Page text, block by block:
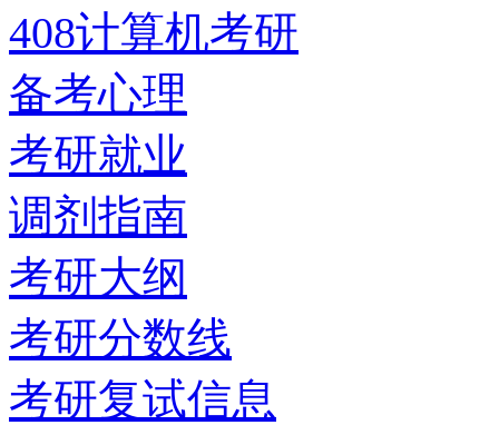
408计算机考研
备考心理
考研就业
调剂指南
考研大纲
考研分数线
考研复试信息